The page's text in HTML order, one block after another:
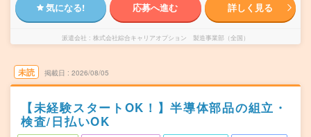
気になる! 応募へ進む 詳しく見る
派遣会社 株式会社綜合キャリアオプション 製造事業部（全国）
未読 掲載日 2026/08/05
【未経験スタートOK！】半導体部品の組立・
検査/日払いOK